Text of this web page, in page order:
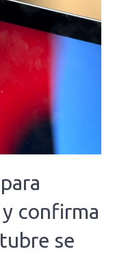
confirma
se